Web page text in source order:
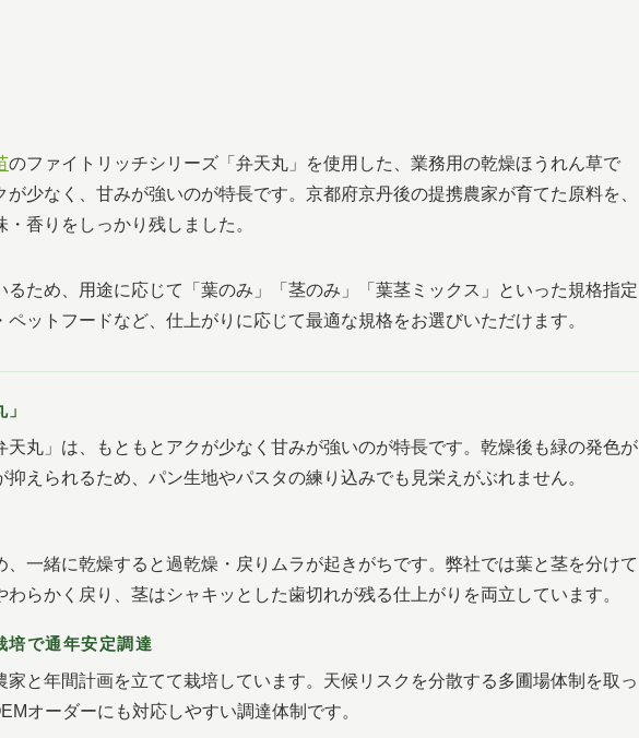
のファイトリッチシリーズ「弁天丸」を使用した、業務用の乾燥ほうれん草で
少なく、甘みが強いのが特長です。京都府京丹後の提携農家が育てた原料を、
香りをしっかり残しました。
ため、用途に応じて「葉のみ」「茎のみ」「葉茎ミックス」といった規格指定
ットフードなど、仕上がりに応じて最適な規格をお選びいただけます。
天丸」は、もともとアクが少なく甘みが強いのが特長です。乾燥後も緑の発色が
えられるため、パン生地やパスタの練り込みでも見栄えがぶれません。
一緒に乾燥すると過乾燥・戻りムラが起きがちです。弊社では葉と茎を分けて
らかく戻り、茎はシャキッとした歯切れが残る仕上がりを両立しています。
培で通年安定調達
と年間計画を立てて栽培しています。天候リスクを分散する多圃場体制を取っ
オーダーにも対応しやすい調達体制です。